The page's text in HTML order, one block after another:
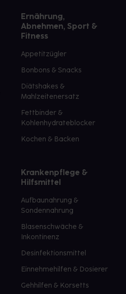
Ernährung,
Abnehmen, Sport &
Fitness
Appetitzügler
Bonbons & Snacks
Diätshakes &
Mahlzeitenersatz
Fettbinder &
Kohlenhydrateblocker
Kochen & Backen
Krankenpflege &
Hilfsmittel
Aufbaunahrung &
Sondennahrung
Blasenschwäche &
Inkontinenz
Desinfektionsmittel
Einnehmehilfen & Dosierer
Gehhilfen & Korsetts